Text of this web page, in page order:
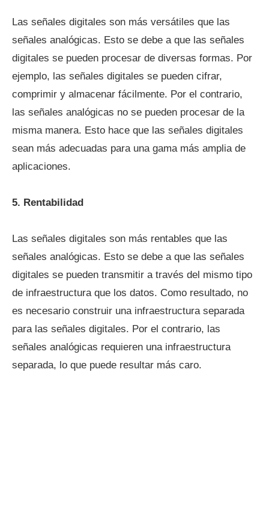
Las señales digitales son más versátiles que las
señales analógicas. Esto se debe a que las señales
digitales se pueden procesar de diversas formas. Por
ejemplo, las señales digitales se pueden cifrar,
comprimir y almacenar fácilmente. Por el contrario,
las señales analógicas no se pueden procesar de la
misma manera. Esto hace que las señales digitales
sean más adecuadas para una gama más amplia de
aplicaciones.
5. Rentabilidad
Las señales digitales son más rentables que las
señales analógicas. Esto se debe a que las señales
digitales se pueden transmitir a través del mismo tipo
de infraestructura que los datos. Como resultado, no
es necesario construir una infraestructura separada
para las señales digitales. Por el contrario, las
señales analógicas requieren una infraestructura
separada, lo que puede resultar más caro.